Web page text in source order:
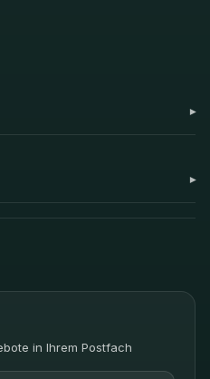
in Ihrem Postfach